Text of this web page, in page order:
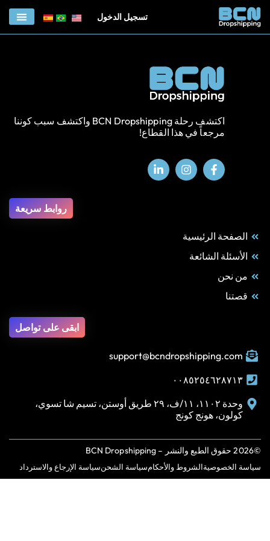
تسجيل الدخول
اكتشف رحلة BCN Dropshipping واكتشف سبب كوننا
مرجعاً في هذا القطاع!
روابط سريعة
الصفحة الرئيسية
الأسئلة الشائعة
من نحن
قصتنا
ابقى على تواصل
support@bcndropshipping.com
٠٠٨٥٢٥٤٦٢٨٧١٣
وحدة ١١٠٢، ١١/ف، ٢٩ طريق أوستن، تسيم شا تسوي،
كولون، هونج كونج
©2026 حقوق الطبع والنشر – BCN Dropshipping
سياسة الخصوصيةالشروط والأحكامسياسة الشحنسياسة الإرجاع والاسترداد